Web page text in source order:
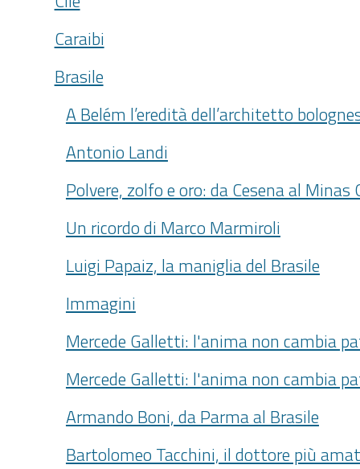
Caraibi
Brasile
A Belém l’eredità dell’architetto
Antonio Landi
Polvere, zolfo e oro: da Cesena al Minas
Un ricordo di Marco Marmiroli
Luigi Papaiz, la maniglia del Brasile
Immagini
Mercede Galletti: l'anima non cambia
Mercede Galletti: l'anima non cambia
Armando Boni, da Parma al Brasile
Bartolomeo Tacchini, il dottore più